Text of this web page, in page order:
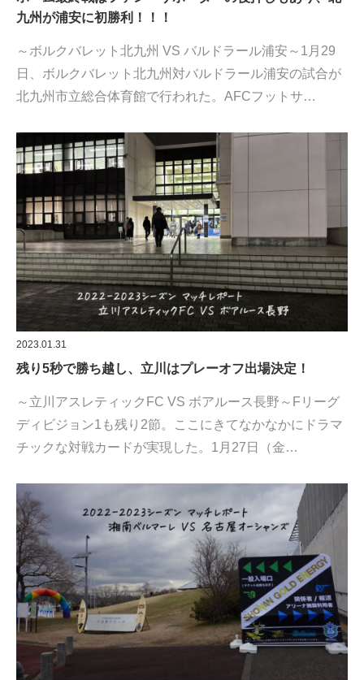
九州が浦安に初勝利！！！
～ボルクバレット北九州 VS バルドラール浦安～1月29
日、ボルクバレット北九州対バルドラール浦安の試合が
北九州市立総合体育館で行われた。AFCフットサ…
2023.01.31
残り5秒で勝ち越し、立川はプレーオフ出場決定！
～立川アスレティックFC VS ボアルース長野～Fリーグ
ディビジョン1も残り2節。ここにきてなかなかにドラマ
チックな対戦カードが実現した。1月27日（金…